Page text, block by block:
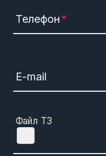
Телефон
E-mail
Файл ТЗ